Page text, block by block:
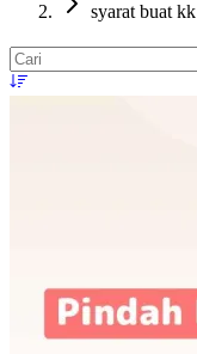
syarat buat kk